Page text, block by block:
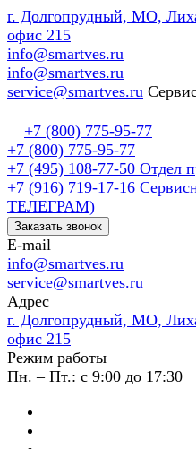
г. Долгопрудный, МО,
офис 215
info@smartves.ru
info@smartves.ru
service@smartves.ru
+7 (800) 775-95-77
+7 (800) 775-95-77
+7 (495) 108-77-50 Отдел
+7 (916) 719-17-16
ТЕЛЕГРАМ)
Заказать звонок
E-mail
info@smartves.ru
service@smartves.ru
Адрес
г. Долгопрудный, МО,
офис 215
Режим работы
Пн. – Пт.: с 9:00 до 17:30